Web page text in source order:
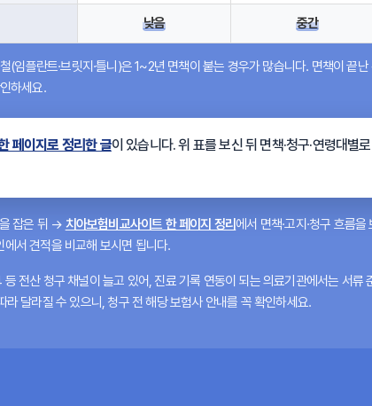
낮음 중간
(임플란트·브릿지·틀니)은1~2년 면책이 붙는 경우가 많습니다. 면책이 끝
하세요.
페이지로 정리한 글이 있습니다. 위 표를 보신 뒤 면책·청구·연령대별
잡은 뒤 → 치아보험비교사이트 한 페이지 정리 에서 면책·고지·청구 흐름
에서 견적을 비교해 보시면 됩니다.
등 전산 청구 채널이 늘고 있어, 진료 기록 연동이 되는 의료기관에서는 서류
라 달라질 수 있으니, 청구 전 해당 보험사 안내를 꼭 확인하세요.